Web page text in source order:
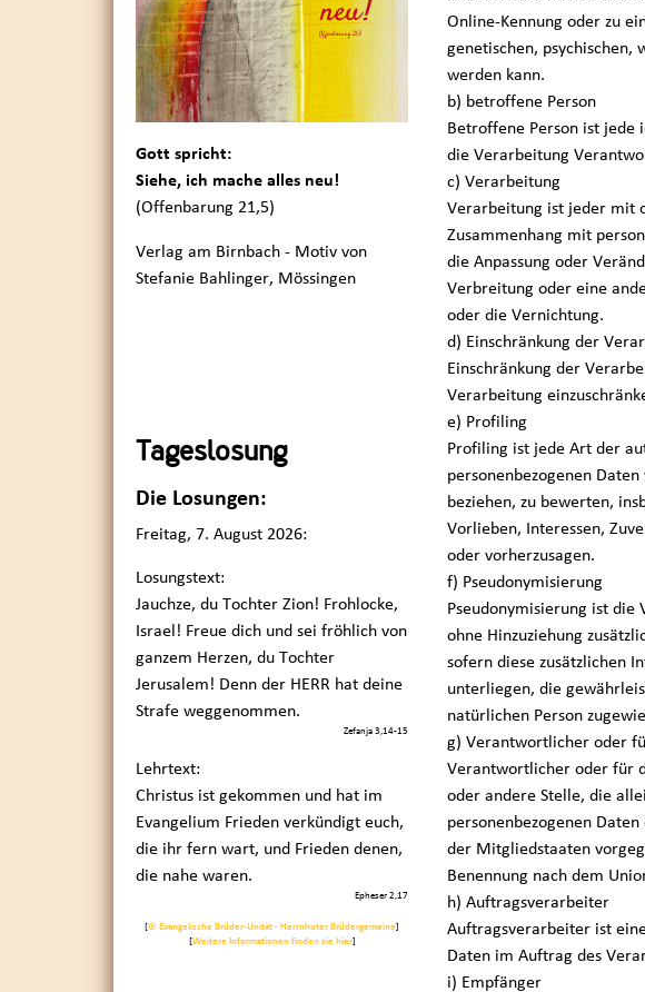
Gott spricht:
Siehe, ich mache alles neu!
(Offenbarung 21,5)
Verlag am Birnbach - Motiv von
Stefanie Bahlinger, Mössingen
Tageslosung
Die Losungen:
Freitag, 7. August 2026:
Losungstext:
Jauchze, du Tochter Zion! Frohlocke,
Israel! Freue dich und sei fröhlich von
ganzem Herzen, du Tochter
Jerusalem! Denn der HERR hat deine
Strafe weggenommen.
Zefanja 3,14-15
Lehrtext:
Christus ist gekommen und hat im
Evangelium Frieden verkündigt euch,
die ihr fern wart, und Frieden denen,
die nahe waren.
Epheser 2,17
[© Evangelische Brüder-Unität - Herrnhuter Brüdergemeine]
[Weitere Informationen finden sie hier]
Online-Kennung oder zu
genetischen,
werden kann.
b) betroffene Person
Betroffene Person ist jede
die Verarbeitung
c) Verarbeitung
Verarbeitung ist jeder mit
Zusammenhang mit
die Anpassung oder
Verbreitung oder eine
oder die Vernichtung.
d) Einschränkung der
Einschränkung der
Verarbeitung
e) Profiling
Profiling ist jede Art der
personenbezogenen
beziehen, zu bewerten,
Vorlieben, Interessen,
oder vorherzusagen.
f) Pseudonymisierung
Pseudonymisierung ist die
ohne Hinzuziehung
sofern diese zusätzlichen
unterliegen, die
natürlichen Person
g) Verantwortlicher oder
Verantwortlicher oder für
oder andere Stelle, die
personenbezogenen
der Mitgliedstaaten
Benennung nach dem
h) Auftragsverarbeiter
Auftragsverarbeiter ist
Daten im Auftrag des
i) Empfänger